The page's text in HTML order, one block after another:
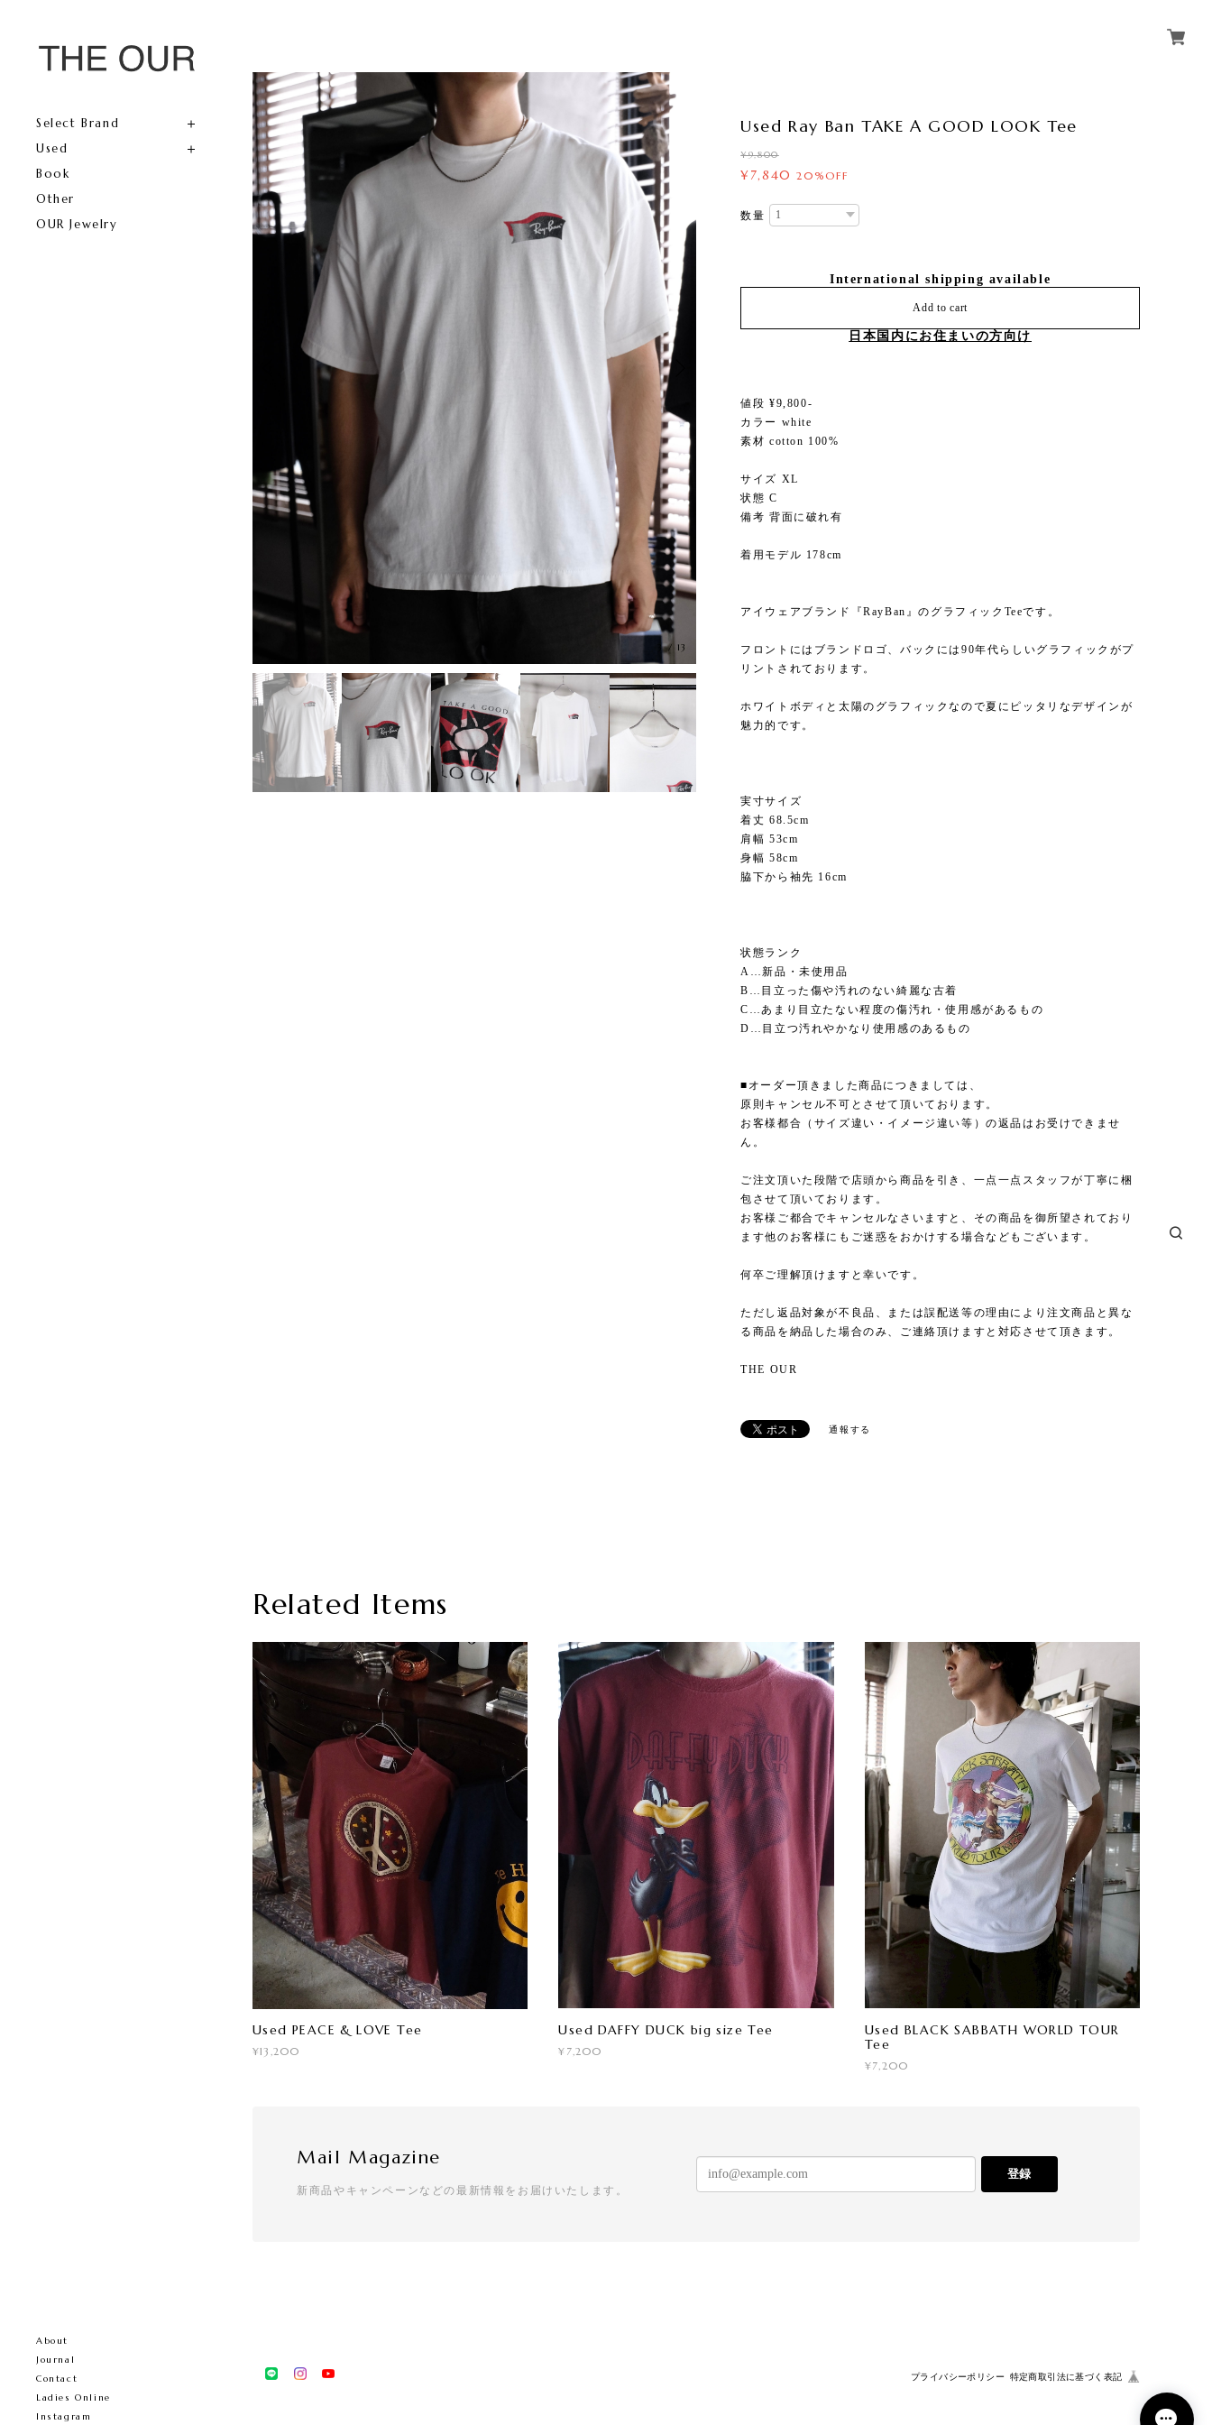
Select Brand
Used
Book
Other
OUR Jewelry
About
Journal
Contact
Ladies Online
Instagram
3/ 13
Used Ray Ban TAKE A GOOD LOOK Tee
¥9,800
¥7,840 20%OFF
数量
International shipping available
Add to cart
日本国内にお住まいの方向け
値段 ¥9,800-
カラー white
素材 cotton 100%
サイズ XL
状態 C
備考 背面に破れ有
着用モデル 178cm
アイウェアブランド『RayBan』のグラフィックTeeです。
フロントにはブランドロゴ、バックには90年代らしいグラフィックがプ
リントされております。
ホワイトボディと太陽のグラフィックなので夏にピッタリなデザインが
魅力的です。
実寸サイズ
着丈 68.5cm
肩幅 53cm
身幅 58cm
脇下から袖先 16cm
状態ランク
A…新品・未使用品
B…目立った傷や汚れのない綺麗な古着
C…あまり目立たない程度の傷汚れ・使用感があるもの
D…目立つ汚れやかなり使用感のあるもの
■オーダー頂きました商品につきましては、
原則キャンセル不可とさせて頂いております。
お客様都合（サイズ違い・イメージ違い等）の返品はお受けできませ
ん。
ご注文頂いた段階で店頭から商品を引き、一点一点スタッフが丁寧に梱
包させて頂いております。
お客様ご都合でキャンセルなさいますと、その商品を御所望されており
ます他のお客様にもご迷惑をおかけする場合などもございます。
何卒ご理解頂けますと幸いです。
ただし返品対象が不良品、または誤配送等の理由により注文商品と異な
る商品を納品した場合のみ、ご連絡頂けますと対応させて頂きます。
THE OUR
通報する
Related Items
Used PEACE & LOVE Tee
¥13,200
Used DAFFY DUCK big size Tee
¥7,200
Used BLACK SABBATH WORLD TOUR
Tee
¥7,200
Mail Magazine
新商品やキャンペーンなどの最新情報をお届けいたします。
登録
プライバシーポリシー 特定商取引法に基づく表記